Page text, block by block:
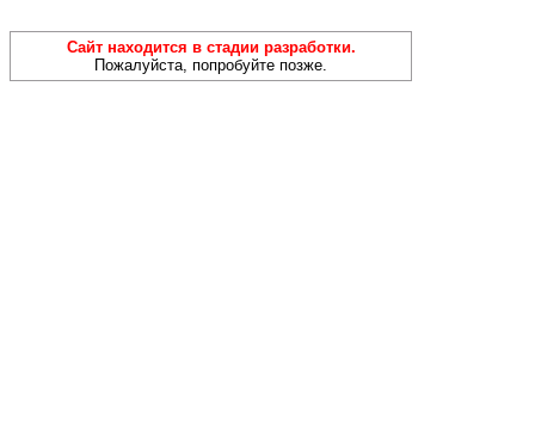
Сайт находится в стадии разработки.
Пожалуйста, попробуйте позже.